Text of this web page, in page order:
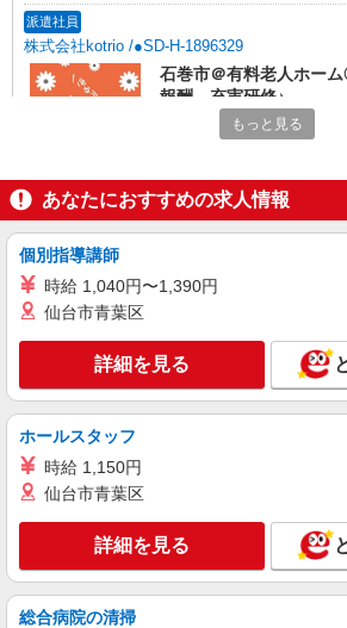
派遣社員
株式会社kotrio /●SD-H-1896329
石巻市＠有料老人ホー
報酬、充実研修♪
時給1450円〜2062円
石巻市内 最寄り駅：
キープ
派遣社員
株式会社kotrio /●SD-H-1909118
アの巡回など
時給1350円〜2062円
通費全支給(ガソリン代含
キープ
株式会社kotrio /●SD-H-1894728
＜石巻市＞サ高住スタ
もっと見る
あなたにおすすめの求人情報
個別指導講師
時給 1,040円〜1,390円
仙台市青葉区
詳細を見る
ホールスタッフ
時給 1,150円
仙台市青葉区
詳細を見る
総合病院の清掃